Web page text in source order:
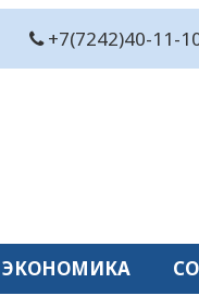
+7(7242)40-11-
ЭКОНОМИКА